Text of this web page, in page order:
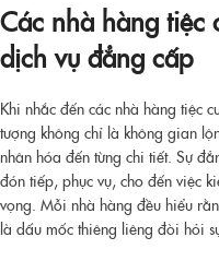
Các nhà hàng tiệc
dịch vụ đẳng cấp
Khi nhắc đến các nhà hàng tiệc
tượng không chỉ là không gian
nhân hóa đến từng chi tiết. Sự
đón tiếp, phục vụ, cho đến việc
vọng. Mỗi nhà hàng đều hiểu
là dấu mốc thiêng liêng đòi hỏi